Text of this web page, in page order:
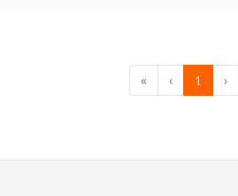
« ‹ 1 ›